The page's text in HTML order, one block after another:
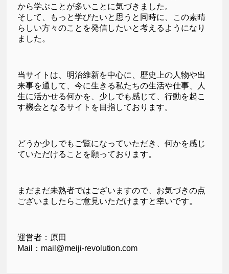
から学ぶことが多いことに気づきました。
そして、もっと学びたいと思うと同時に、この素晴
らしい方々のことを発信したいと考えるようになり
ました。
当サイトは、明治維新を中心に、歴史上の人物や出
来事を通して、今に生きる私たちの生活や仕事、人
生に活かせる何かを、少しでも感じて、行動を起こ
す機会となるサイトを目指しております。
どうか少しでもご覧になっていただき、何かを感じ
ていただけることを願っております。
まだまだ未熟者ではございますので、お気づきの点
ございましたらご意見いただけますと幸いです。
運営者：原田
Mail：mail@meiji-revolution.com